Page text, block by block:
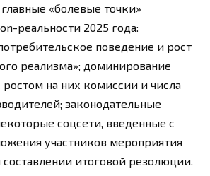
главные «болевые точки»
реальности 2025 года:
поведение и рост
реализма»; доминирование
ростом на них комиссии и числа
законодательные
соцсети, введенные с
участников мероприятия
итоговой резолюции.